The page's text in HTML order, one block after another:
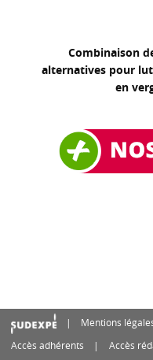
Combinaison
alternatives pour
en
Mentions
Accès adhérents
Accès